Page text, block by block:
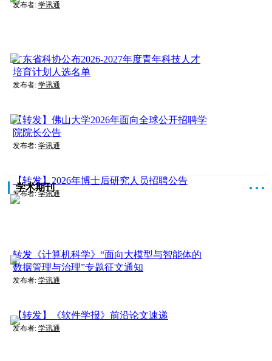
发布者: 学讯通
广东省科协公布2026-2027年度青年科技人才
培育计划人选名单
发布者: 学讯通
【转发】佛山大学2026年面向全球公开招聘学
院院长公告
发布者: 学讯通
【转发】2026年博士后研究人员招聘公告
发布者:学讯通
学术期刊 ● ● ●
转发《计算机科学》“面向大模型与智能体的
数据管理与治理”专题征文通知
发布者: 学讯通
【转发】《软件学报》前沿论文速递
发布者: 学讯通